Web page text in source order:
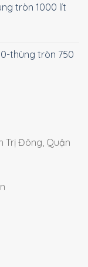
tròn 1000 lít
thùng tròn 750
Trị Đông, Quận